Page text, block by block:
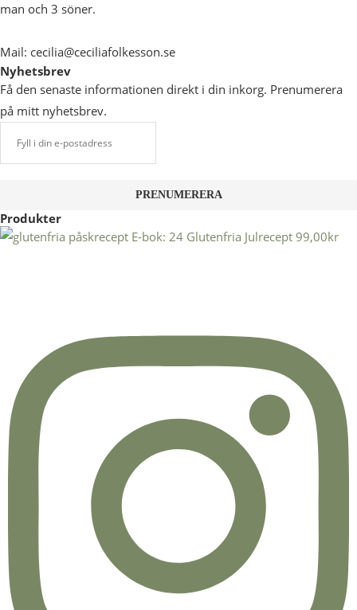
man och 3 söner.
Mail: cecilia@ceciliafolkesson.se
Nyhetsbrev
Få den senaste informationen direkt i din inkorg. Prenumerera
på mitt nyhetsbrev.
Produkter
E-bok: 24 Glutenfria Julrecept 99,00kr